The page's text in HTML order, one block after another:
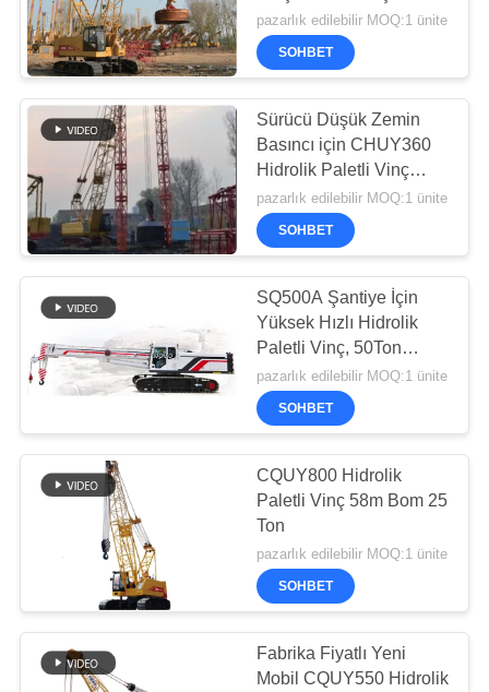
ŞIMDI
SOHBET
ET
COMPANY
NEWS
SITE
HARITASI
GIZLILIK
POLITIKASI
Motor Oransal Kontrol
Dinamik Sıkıştırma vinci
pazarlık edilebilir MOQ:1 ünite
SOHBET
Sürücü Düşük Zemin
Basıncı için CHUY360
Hidrolik Paletli Vinç
Dinamik Sıkıştırma
pazarlık edilebilir MOQ:1 ünite
SOHBET
SQ500A Şantiye İçin
Yüksek Hızlı Hidrolik
Paletli Vinç, 50Ton
Maksimum Anma Yükü
pazarlık edilebilir MOQ:1 ünite
SOHBET
CQUY800 Hidrolik
Paletli Vinç 58m Bom 25
Ton
pazarlık edilebilir MOQ:1 ünite
SOHBET
Fabrika Fiyatlı Yeni
Mobil CQUY550 Hidrolik